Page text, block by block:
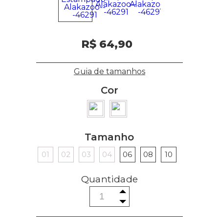
R$ 64,90
Guia de tamanhos
Cor
Tamanho
01 02 03 04 06 08 10